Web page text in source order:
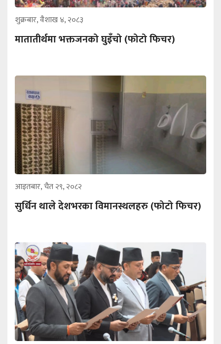
शुक्रबार, वैशाख ४, २०८३
मातातीर्थमा भक्तजनको घुइँचो (फोटो फिचर)
आइतबार, चैत २९, २०८२
सुर्धिन थाले देशभरका विमानस्थलहरु (फोटो फिचर)